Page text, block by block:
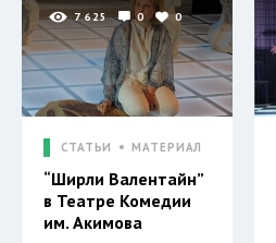
7 625 0 0
СТАТЬИ МАТЕРИАЛ
“Ширли Валентайн”
в Театре Комедии
им. Акимова